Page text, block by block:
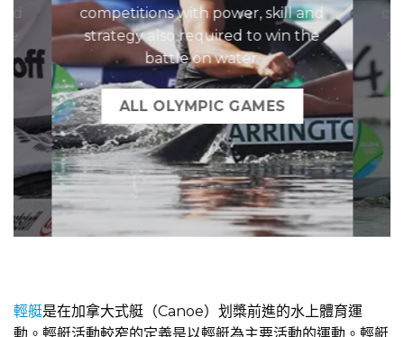
competitions with power, skill and
strategy also required to win the
battle on water.
ALL OLYMPIC GAMES
輕艇是在加拿大式艇（Canoe）划槳前進的水上體育運